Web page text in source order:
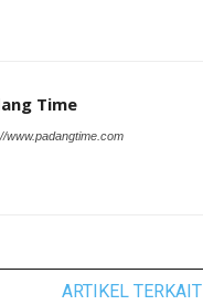
Time
www.padangtime.com
ARTIKEL TERKAIT